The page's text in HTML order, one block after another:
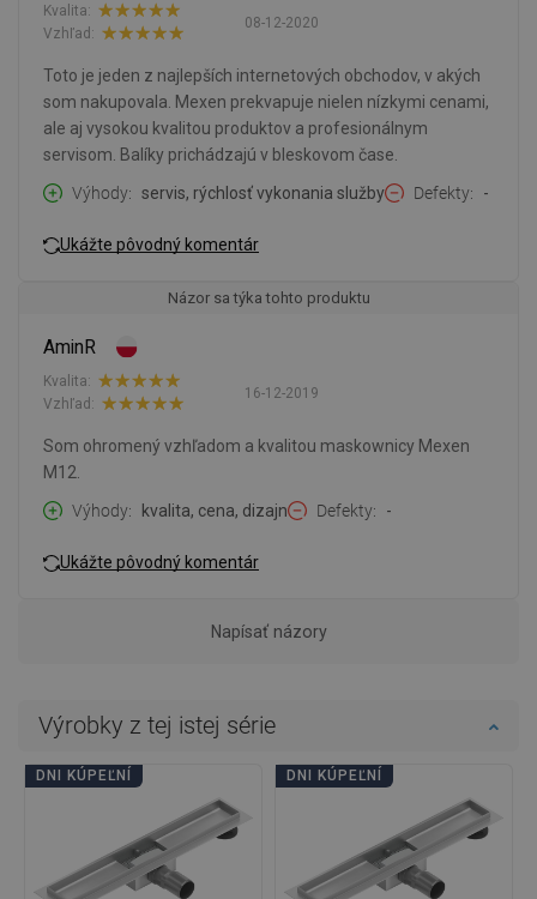
08-12-2020
Kvalita:
Vzhľad:
Toto je jeden z najlepších internetových obchodov, v akých
som nakupovala. Mexen prekvapuje nielen nízkymi cenami,
ale aj vysokou kvalitou produktov a profesionálnym
servisom. Balíky prichádzajú v bleskovom čase.
Výhody
servis, rýchlosť vykonania služby Defekty -
Ukážte pôvodný komentár
Názor sa týka tohto produktu
AminR
16-12-2019
Kvalita:
Vzhľad:
Som ohromený vzhľadom a kvalitou maskownicy Mexen
M12.
Výhody
kvalita, cena, dizajn Defekty -
Ukážte pôvodný komentár
Napísať názory
Výrobky z tej istej série
DNI KÚPEĽNÍ DNI KÚPEĽNÍ